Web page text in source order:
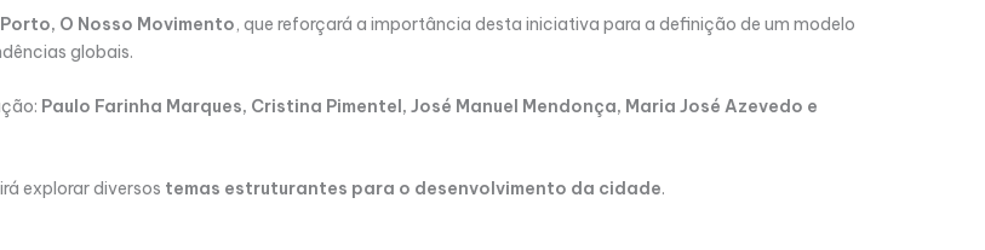
Porto, O Nosso Movimento, que reforçará a importância desta iniciativa para a definição de um modelo
globais.
Paulo Farinha Marques, Cristina Pimentel, José Manuel Mendonça, Maria José Azevedo e
irá explorar diversos temas estruturantes para o desenvolvimento da cidade.